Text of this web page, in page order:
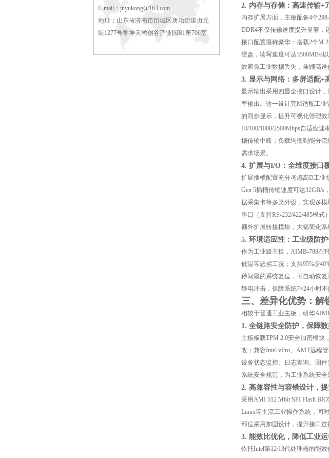
E-mail： jnyukong@163.com
地址：山东省济南市历城区唐冶街道贞元
街1277号鲁坤天鸿创谷产业园B1座706室
2. 内存与存储：高速传输+
内存扩展方面，主板配备4个
DDR4不仅传输速度提升显著，
接口配置堪称豪华：搭载2个
硬盘，读写速度可达3500MB/s
效避免工业数据丢失，兼顾高速
3. 显示与网络：多屏适配+
显示输出采用四显全接口设计
率输出。这一设计完M适配工
的同步显示，提升可视化管理
10/100/1000/2500Mbps自适应
据传输中断；负载均衡则能分
需求场景。
4. 扩展与I/O：全维度接口
扩展插槽配置充分考虑高D工业
Gen 5插槽传输速度可达32GB/
据采集卡等多类外设，实现多模
串口（支持RS-232/422/485模
额外扩展转接模块，大幅简化系
5. 环境适应性：工业级防
作为工业级主板，AIMB-788在
低温等恶劣工况；支持
秒间隔的系统复位，可自动恢
静电冲击，保障系统7×24小时不
三、差异化优势：解
相较于普通工业主板，研华
1. 全链路安全防护，保障
主板板载TPM 2.0安全加密模块
改；兼容Intel vPro、AMT远程
设备状态监控、日志查询、固
系统安全规范，为工业系统安全
2. 高兼容性与容错设计，
采用AMI 512 Mbit SPI Flash
Linux等主流工业操作系统，同
部位采用加固设计，提升接口
3. 能效比优化，降低工业
依托Intel第12/13代处理器的能